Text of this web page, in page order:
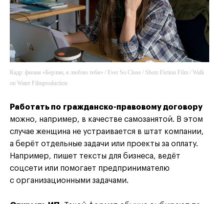
Кадр: фильм «Берлин, я люблю тебя» / Ever So Close / Shotz Fiction Film / Walk
on Water Filmproduction
Работать по гражданско-правовому договору
можно, например, в качестве самозанятой. В этом
случае женщина не устраивается в штат компании,
а берёт отдельные задачи или проекты за оплату.
Например, пишет тексты для бизнеса, ведёт
соцсети или помогает предпринимателю
с организационными задачами.